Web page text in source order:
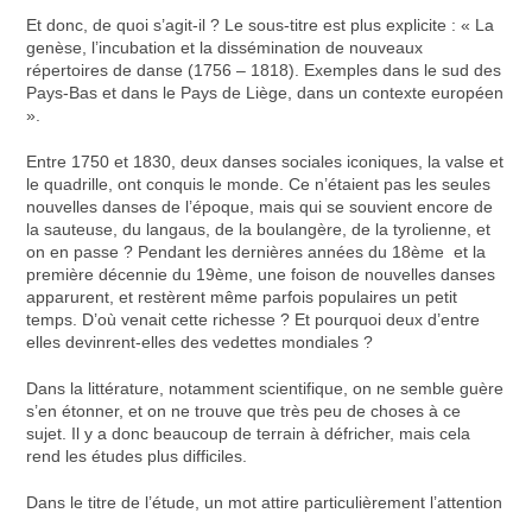
Et donc, de quoi s’agit-il ? Le sous-titre est plus explicite : « La
genèse, l’incubation et la dissémination de nouveaux
répertoires de danse (1756 – 1818). Exemples dans le sud des
Pays-Bas et dans le Pays de Liège, dans un contexte européen
».
Entre 1750 et 1830, deux danses sociales iconiques, la valse et
le quadrille, ont conquis le monde. Ce n’étaient pas les seules
nouvelles danses de l’époque, mais qui se souvient encore de
la sauteuse, du langaus, de la boulangère, de la tyrolienne, et
on en passe ? Pendant les dernières années du 18ème et la
première décennie du 19ème, une foison de nouvelles danses
apparurent, et restèrent même parfois populaires un petit
temps. D’où venait cette richesse ? Et pourquoi deux d’entre
elles devinrent-elles des vedettes mondiales ?
Dans la littérature, notamment scientifique, on ne semble guère
s’en étonner, et on ne trouve que très peu de choses à ce
sujet. Il y a donc beaucoup de terrain à défricher, mais cela
rend les études plus difficiles.
Dans le titre de l’étude, un mot attire particulièrement l’attention